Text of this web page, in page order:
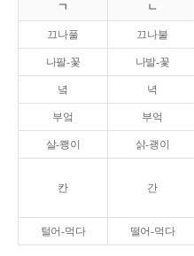
ㄱ ㄴ
끄나풀 끄나불
나팔-꽃 나발-꽃
녘 녁
부엌 부억
살-쾡이 삵-괭이
칸 간
털어-먹다 떨어-먹다